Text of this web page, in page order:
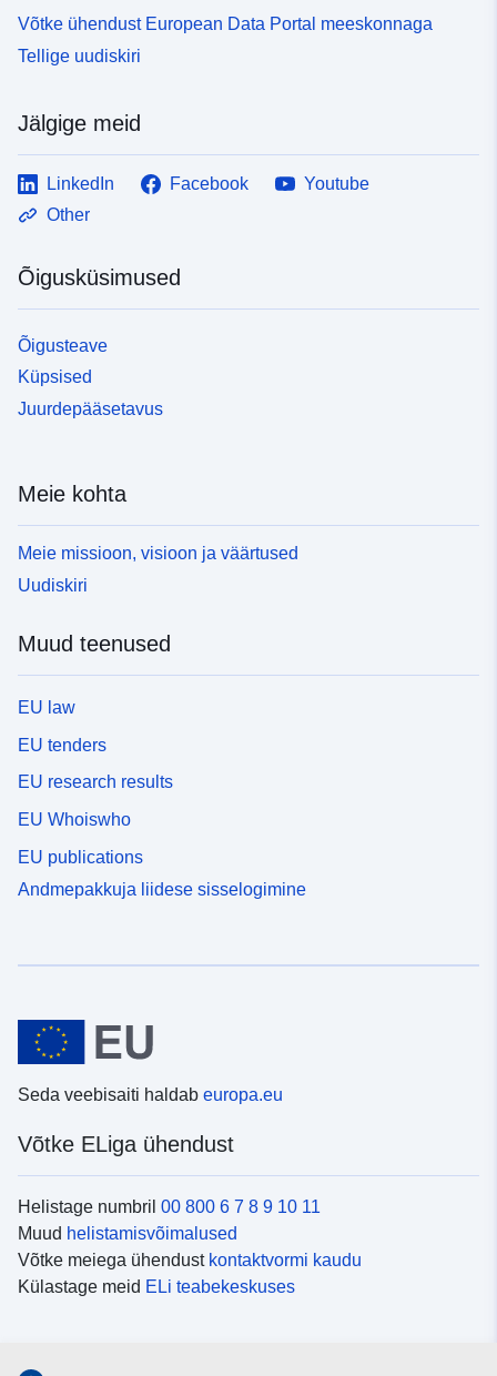
Võtke ühendust European Data Portal meeskonnaga
Tellige uudiskiri
Jälgige meid
LinkedIn Facebook
Youtube
Other
Õigusküsimused
Õigusteave
Küpsised
Juurdepääsetavus
Meie kohta
Meie missioon, visioon ja väärtused
Uudiskiri
Muud teenused
EU law
EU tenders
EU research results
EU Whoiswho
EU publications
Andmepakkuja liidese sisselogimine
Seda veebisaiti haldab europa.eu
Võtke ELiga ühendust
Helistage numbril 00 800 6 7 8 9 10 11
Muud helistamisvõimalused
Võtke meiega ühendust kontaktvormi kaudu
Külastage meid ELi teabekeskuses